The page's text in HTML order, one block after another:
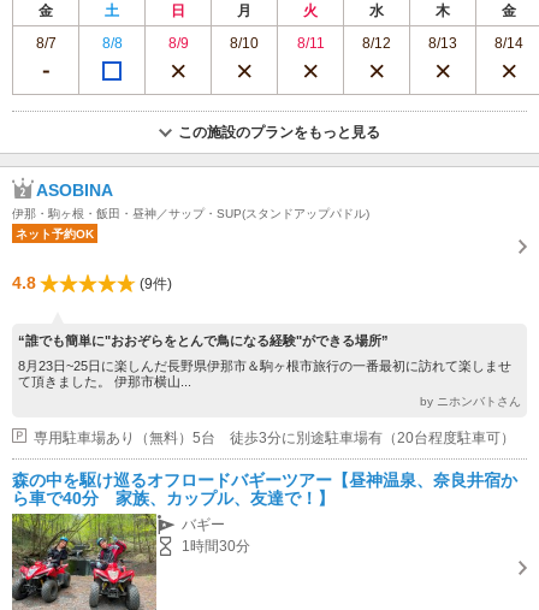
金 土 日 月 火 水 木
金
8/7
8/8 8/9 8/10 8/11 8/12 8/13 8/14
この施設のプランをもっと見る
ASOBINA
伊那・駒ヶ根・飯田・昼神／サップ・SUP(スタンドアップパドル)
ネット予約OK
4.8 (9件)
“誰でも簡単に"おおぞらをとんで鳥になる経験"ができる場所”
8月23日~25日に楽しんだ長野県伊那市＆駒ヶ根市旅行の一番最初に訪れて楽しませ
て頂きました。 伊那市横山...
by ニホンバトさん
専用駐車場あり（無料）5台 徒歩3分に別途駐車場有（20台程度駐車可）
森の中を駆け巡るオフロードバギーツアー【昼神温泉、奈良井宿か
ら車で40分 家族、カップル、友達で！】
バギー
1時間30分